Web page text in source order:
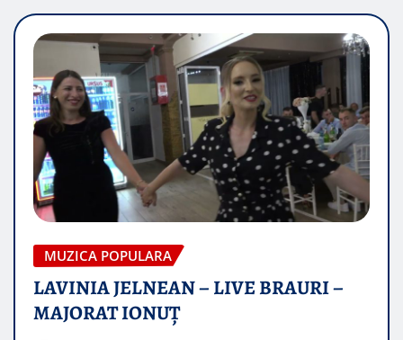
MUZICA POPULARA
LAVINIA JELNEAN – LIVE BRAURI –
MAJORAT IONUŢ